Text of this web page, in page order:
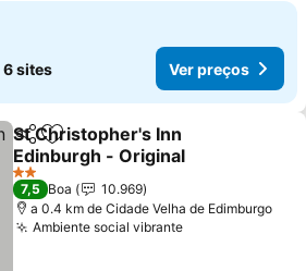
6 sites Ver preços
PartilharAdicionar aos favoritos
St Christopher's Inn
Edinburgh - Original
Ver preços
2 Estrelas
7,5 Boa
10.969
a 0.4 km de Cidade Velha de Edimburgo
Ambiente social vibranteVer preços